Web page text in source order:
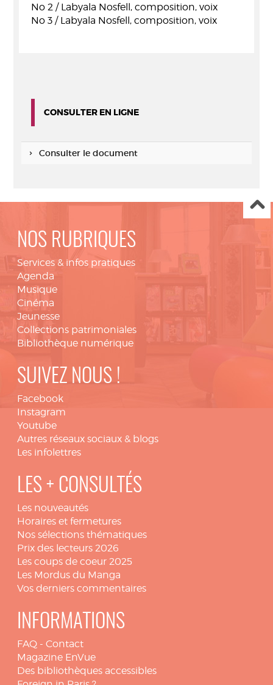
No 2 / Labyala Nosfell, composition, voix
No 3 / Labyala Nosfell, composition, voix
CONSULTER EN LIGNE
Consulter le document
NOS RUBRIQUES
Services & infos pratiques
Agenda
Musique
Cinéma
Jeunesse
Collections patrimoniales
Bibliothèque numérique
SUIVEZ NOUS !
Facebook
Instagram
Youtube
Autres réseaux sociaux & blogs
Les infolettres
LES + CONSULTÉS
Les nouveautés
Horaires et fermetures
Nos sélections thématiques
Prix des lecteurs 2026
Les coups de coeur 2025
Les Mordus du Manga
Vos derniers commentaires
INFORMATIONS
FAQ - Contact
Magazine EnVue
Des bibliothèques accessibles